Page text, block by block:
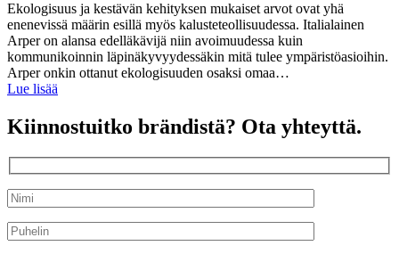
Ekologisuus ja kestävän kehityksen mukaiset arvot ovat yhä
enenevissä määrin esillä myös kalusteteollisuudessa. Italialainen
Arper on alansa edelläkävijä niin avoimuudessa kuin
kommunikoinnin läpinäkyvyydessäkin mitä tulee ympäristöasioihin.
Arper onkin ottanut ekologisuuden osaksi omaa…
Lue lisää
Kiinnostuitko brändistä? Ota yhteyttä.